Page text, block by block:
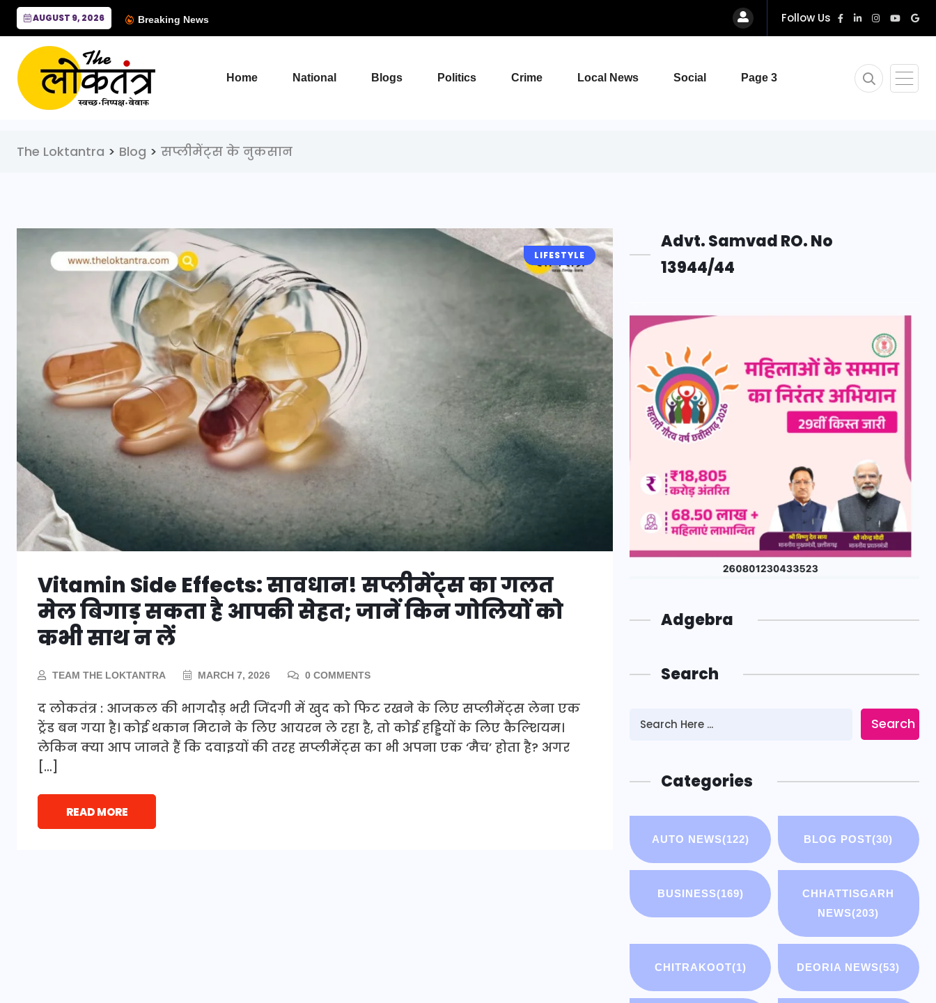
AUGUST 9, 2026 Breaking News Follow Us
Home National Blogs Politics Crime Local News Social Page 3
The Loktantra > Blog > सप्लीमेंट्स के नुकसान
LIFESTYLE
Vitamin Side Effects: सावधान! सप्लीमेंट्स का गलत
मेल बिगाड़ सकता है आपकी सेहत; जानें किन गोलियों को
कभी साथ न लें
TEAM THE LOKTANTRA MARCH 7, 2026 0 COMMENTS
द लोकतंत्र : आजकल की भागदौड़ भरी जिंदगी में खुद को फिट रखने के लिए सप्लीमेंट्स लेना एक
ट्रेंड बन गया है। कोई थकान मिटाने के लिए आयरन ले रहा है, तो कोई हड्डियों के लिए कैल्शियम।
लेकिन क्या आप जानते हैं कि दवाइयों की तरह सप्लीमेंट्स का भी अपना एक ‘मैच’ होता है? अगर
[…]
READ MORE
Advt. Samvad RO. No
13944/44
Adgebra
Search
Search
Categories
AUTO NEWS(122) BLOG POST(30)
BUSINESS(169)
CHHATTISGARH
NEWS(203)
CHITRAKOOT(1) DEORIA NEWS(53)